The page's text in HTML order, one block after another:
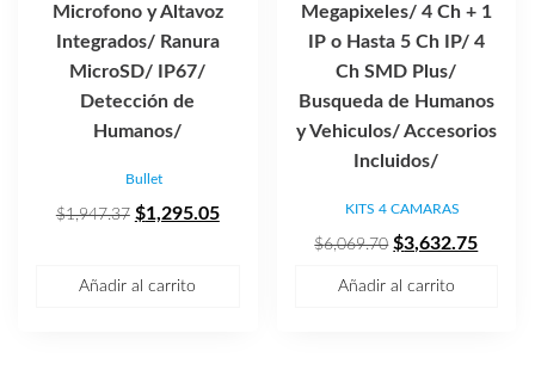
Microfono y Altavoz
Integrados/ Ranura
MicroSD/ IP67/
Detección de
Humanos/
Bullet
$1,947.37 El
$1,295.05El
Añadir al carrito
Megapixeles/ 4 Ch + 1
IP o Hasta 5 Ch IP/ 4
Ch SMD Plus/
Busqueda de Humanos
y Vehiculos/ Accesorios
Incluidos/
KITS 4 CAMARAS
$6,069.70 El
$3,632.75El
Añadir al carrito